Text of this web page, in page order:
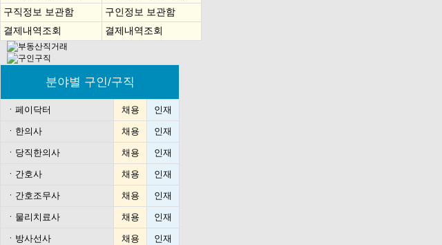
구직정보 보관함
구인정보 보관함
결제내역조회
결제내역조회
분야별 구인/구직
ㆍ 페이닥터 채용 인재
ㆍ 한의사 채용 인재
ㆍ 당직한의사 채용 인재
ㆍ 간호사 채용 인재
ㆍ 간호조무사 채용 인재
ㆍ 물리치료사 채용 인재
ㆍ 방사선사 채용 인재